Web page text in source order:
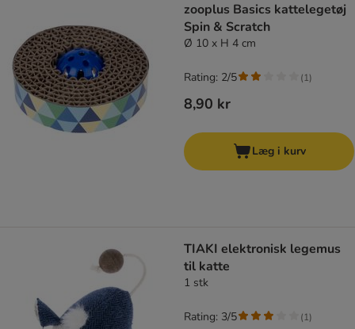
zooplus Basics kattelegetøj
Spin & Scratch
Ø 10 x H 4 cm
8,90 kr
Rating: 2/5 (1)
Læg i kurv
TIAKI elektronisk legemus
til katte
1 stk
Rating: 3/5 (1)